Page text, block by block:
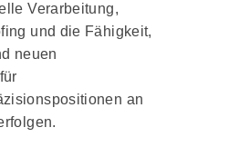
Verarbeitung,
und die Fähigkeit,
neuen
an